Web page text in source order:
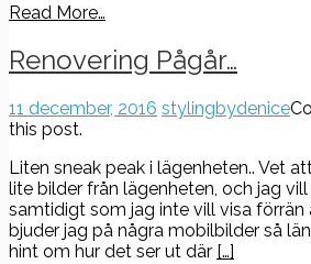
Read More…
Renovering Pågår…
11 december, 2016 stylingbydenice
this post.
Liten sneak peak i lägenheten.. Vet
lite bilder från lägenheten, och jag vill
samtidigt som jag inte vill visa förrän
bjuder jag på några mobilbilder så
hint om hur det ser ut där […]